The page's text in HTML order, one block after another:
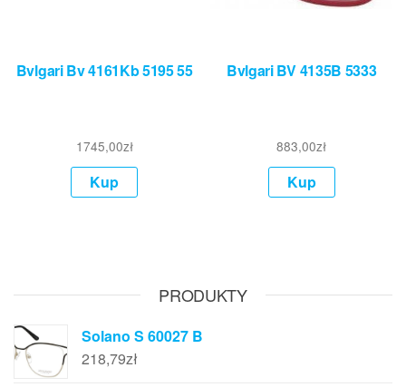
Bvlgari Bv 4161Kb 5195 55
1745,00zł
Kup
Bvlgari BV 4135B 5333
883,00zł
Kup
PRODUKTY
Solano S 60027 B
218,79zł